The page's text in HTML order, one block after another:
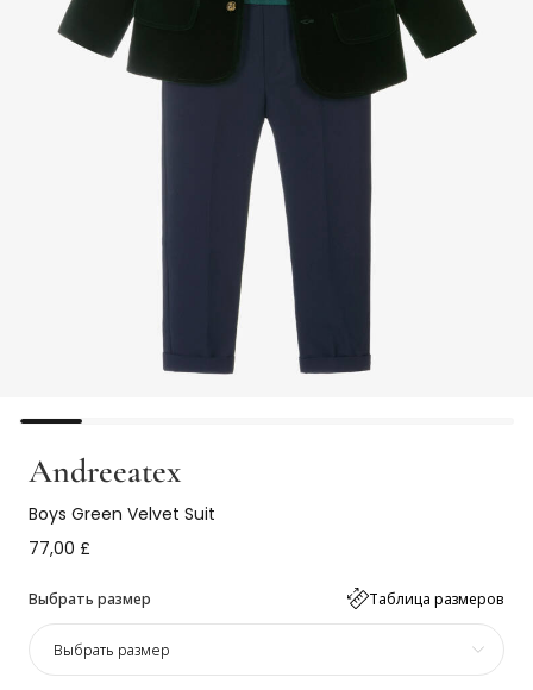
Andreeatex
Boys Green Velvet Suit
77,00 £
Выбрать размер Таблица размеров
Выбрать размер